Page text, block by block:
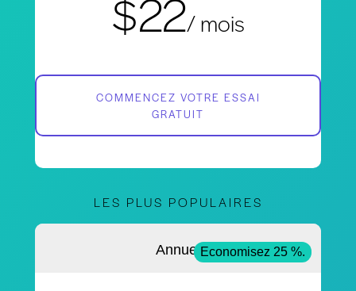
$22/ mois
COMMENCEZ VOTRE ESSAI
GRATUIT
LES PLUS POPULAIRES
Annuel Economisez 25 %.